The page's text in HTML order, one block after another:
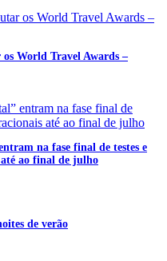
World Travel Awards –
na fase final de testes e
ao final de julho
de verão